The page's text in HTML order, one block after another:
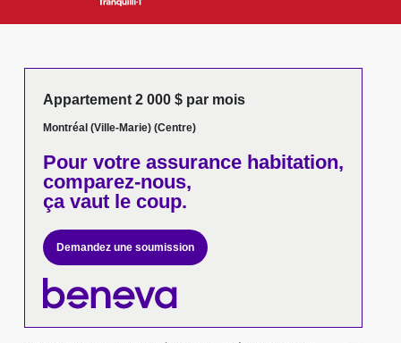
Appartement 2 000 $ par mois
Montréal (Ville-Marie) (Centre)
Pour votreassurance habitation,
comparez-nous,
ça vaut le coup.
Demandez une soumission